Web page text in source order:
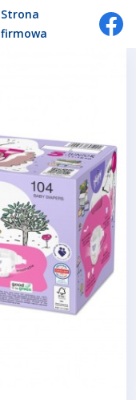
Strona
firmowa